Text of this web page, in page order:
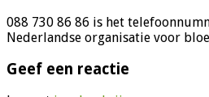
088 730 86 86 is het
Nederlandse organisatie voor
Geef een reactie